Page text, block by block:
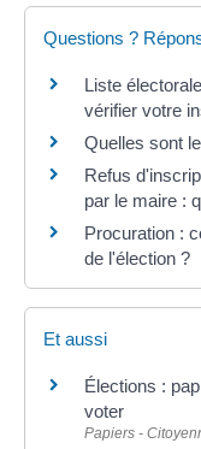
Questions ?
Liste
vérifier votre
Quelles sont
Refus
par le maire :
Procuration :
de l'élection ?
Et aussi
Élections :
voter
Papiers -